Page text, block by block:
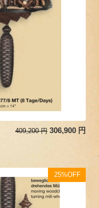
409,200 円 306,900 円
25%OFF